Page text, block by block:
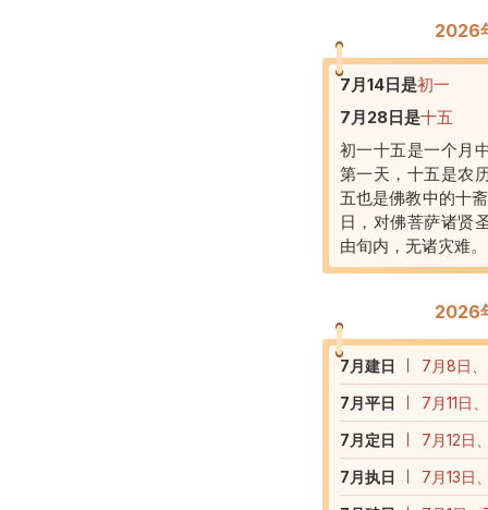
2026
7月14日是初一
7月28日是十五
初一十五是一个月
第一天，十五是农
五也是佛教中的十
日，对佛菩萨诸贤
由旬内，无诸灾难
2026
7 月建日
7月8日
7 月平日
7月11日
7 月定日
7月12日
7 月执日
7月13日